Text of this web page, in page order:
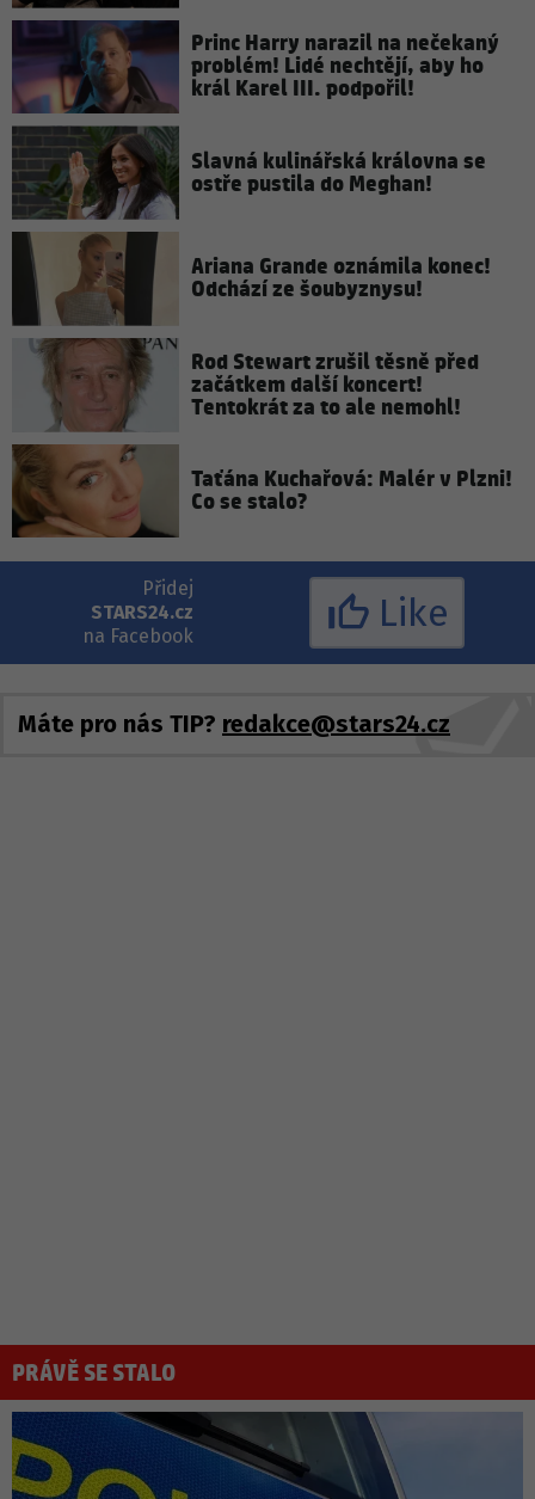
Princ Harry narazil na nečekaný
problém! Lidé nechtějí, aby ho
král Karel III. podpořil!
Slavná kulinářská královna se
ostře pustila do Meghan!
Ariana Grande oznámila konec!
Odchází ze šoubyznysu!
Rod Stewart zrušil těsně před
začátkem další koncert!
Tentokrát za to ale nemohl!
Taťána Kuchařová: Malér v Plzni!
Co se stalo?
Přidej
STARS24.cz
na Facebook
Like
Máte pro nás TIP? redakce@stars24.cz
PRÁVĚ SE STALO